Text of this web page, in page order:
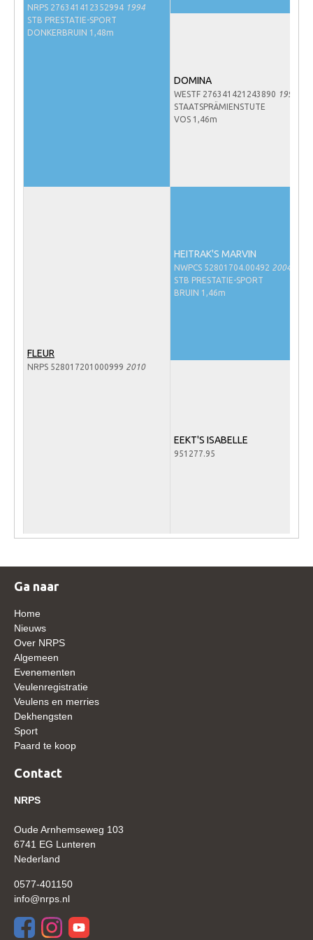
NRPS Keuringen
Hengstenkeuring
Predicaten
Dekhengsten
Zoek een hengst
Verrichtingsonderzoek 2025-2026
Verrichtingsonderzoek 2022-2023
NRPS 276341412352994 1994
STB PRESTATIE-SPORT
DONKERBRUIN 1,48m
DOMINA
WESTF 276341421243890 1990
STAATSPRÄMIENSTUTE
VOS 1,46m
FLEUR
NRPS 528017201000999 2010
HEITRAK'S MARVIN
NWPCS 52801704.00492 2004
STB PRESTATIE-SPORT
BRUIN 1,46m
EEKT'S ISABELLE
951277.95
Ga naar
Home
Nieuws
Over NRPS
Algemeen
Evenementen
Veulenregistratie
Veulens en merries
Dekhengsten
Sport
Paard te koop
Contact
NRPS
Oude Arnhemseweg 103
6741 EG Lunteren
Nederland
0577-401150
info@nrps.nl